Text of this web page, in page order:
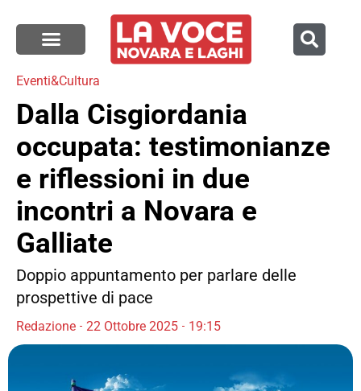
Eventi&Cultura
Dalla Cisgiordania
occupata: testimonianze
e riflessioni in due
incontri a Novara e
Galliate
Doppio appuntamento per parlare delle
prospettive di pace
Redazione 22 Ottobre 2025 19:15